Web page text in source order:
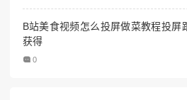
B站美食视频怎么投屏做菜教程投屏
获得
0